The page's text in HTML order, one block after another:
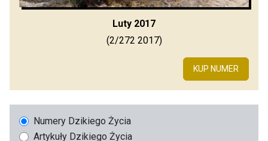
Luty 2017
(2/272 2017)
KUP NUMER
Numery Dzikiego Życia
Artykuły Dzikiego Życia